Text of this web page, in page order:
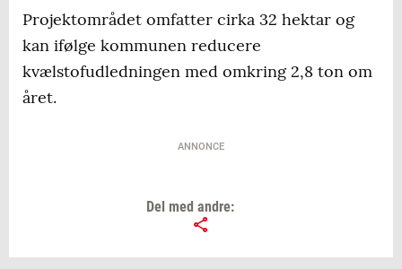
Projektområdet omfatter cirka 32 hektar og
kan ifølge kommunen reducere
kvælstofudledningen med omkring 2,8 ton om
året.
ANNONCE
Del med andre: